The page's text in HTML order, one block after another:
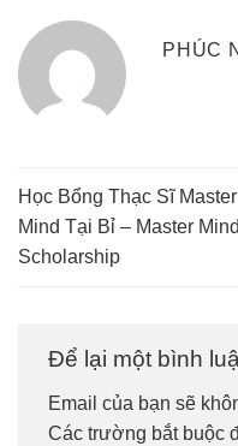
PHÚC
Học Bổng Thạc Sĩ Master
Mind Tại Bỉ – Master Mind
Scholarship
Để lại một bình
Email của bạn sẽ
Các trường bắt buộc